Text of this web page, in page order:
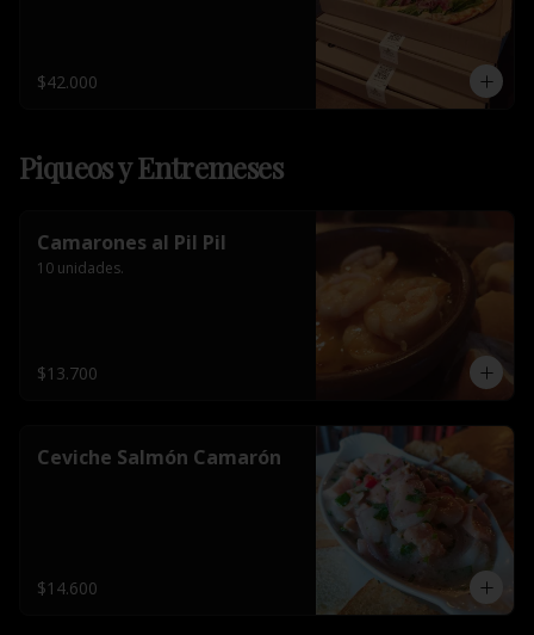
$42.000
Piqueos y Entremeses
Camarones al Pil Pil
10 unidades.
$13.700
Ceviche Salmón Camarón
$14.600